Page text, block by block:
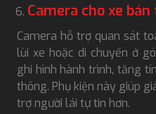
Camera cho xe
Camera hỗ trợ quan sát
lùi xe hoặc di chuyển ở
ghi hình hành trình, tăng
thông. Phụ kiện này giúp
trợ người lái tự tin hơn.